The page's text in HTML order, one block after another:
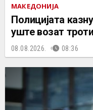
МАКЕДОНИЈА
Полицијата
уште возат
08.08.2026. 08:36